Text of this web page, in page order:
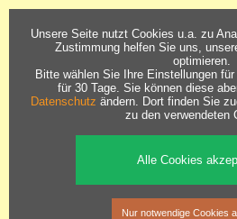
Unsere Seite nutzt Cookies u.a. zu
Zustimmung helfen Sie uns,
optimieren.
Bitte wählen Sie Ihre Einstellungen
für 30 Tage. Sie können diese
Datenschutz ändern. Dort finden Sie
zu den verwendeten
Alle Cookies
Nur notwendige Cookies